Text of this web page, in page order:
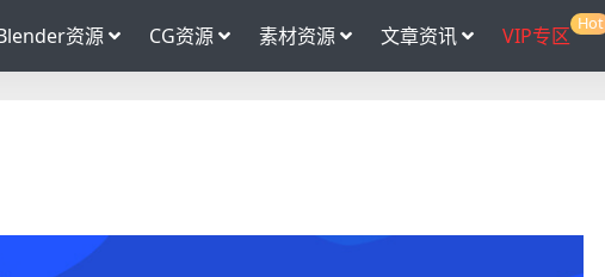
资源 CG资源 素材资源 文章资讯 VIP专区 Hot